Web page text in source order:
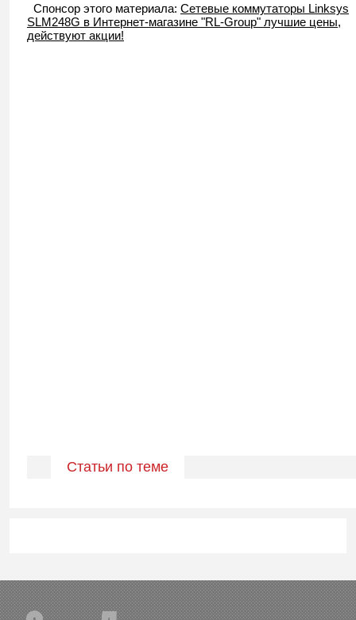
Спонсор этого материала: Сетевые коммутаторы Linksys
SLM248G в Интернет-магазине "RL-Group" лучшие цены,
действуют акции!
Статьи по теме